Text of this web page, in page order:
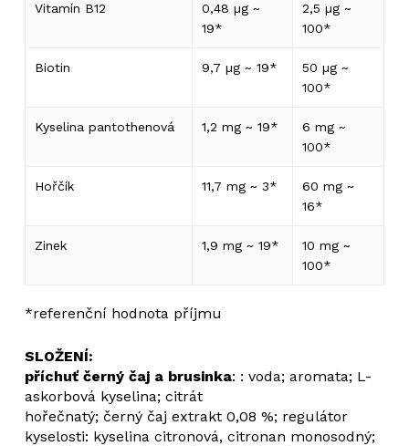
Žádné produkty v košíku.
Go to shop
Vitamín B12
0,48 µg ~
19*
2,5 µg ~
100*
Biotin 9,7 µg ~ 19*
50 µg ~
100*
Kyselina pantothenová 1,2 mg ~ 19*
6 mg ~
100*
Hořčík 11,7 mg ~ 3*
60 mg ~
16*
Zinek 1,9 mg ~ 19*
10 mg ~
100*
*referenční hodnota příjmu
SLOŽENÍ:
příchuť černý čaj a brusinka: : voda; aromata; L-
askorbová kyselina; citrát
hořečnatý; černý čaj extrakt 0,08 %; regulátor
kyselosti: kyselina citronová, citronan monosodný;